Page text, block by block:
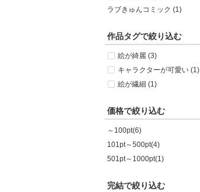
ラブきゅんコミック (1)
作品タグで絞り込む
絵が綺麗 (3)
キャラクターが可愛い (1)
絵が繊細 (1)
価格で絞り込む
～100pt(6)
101pt～500pt(4)
501pt～1000pt(1)
完結で絞り込む